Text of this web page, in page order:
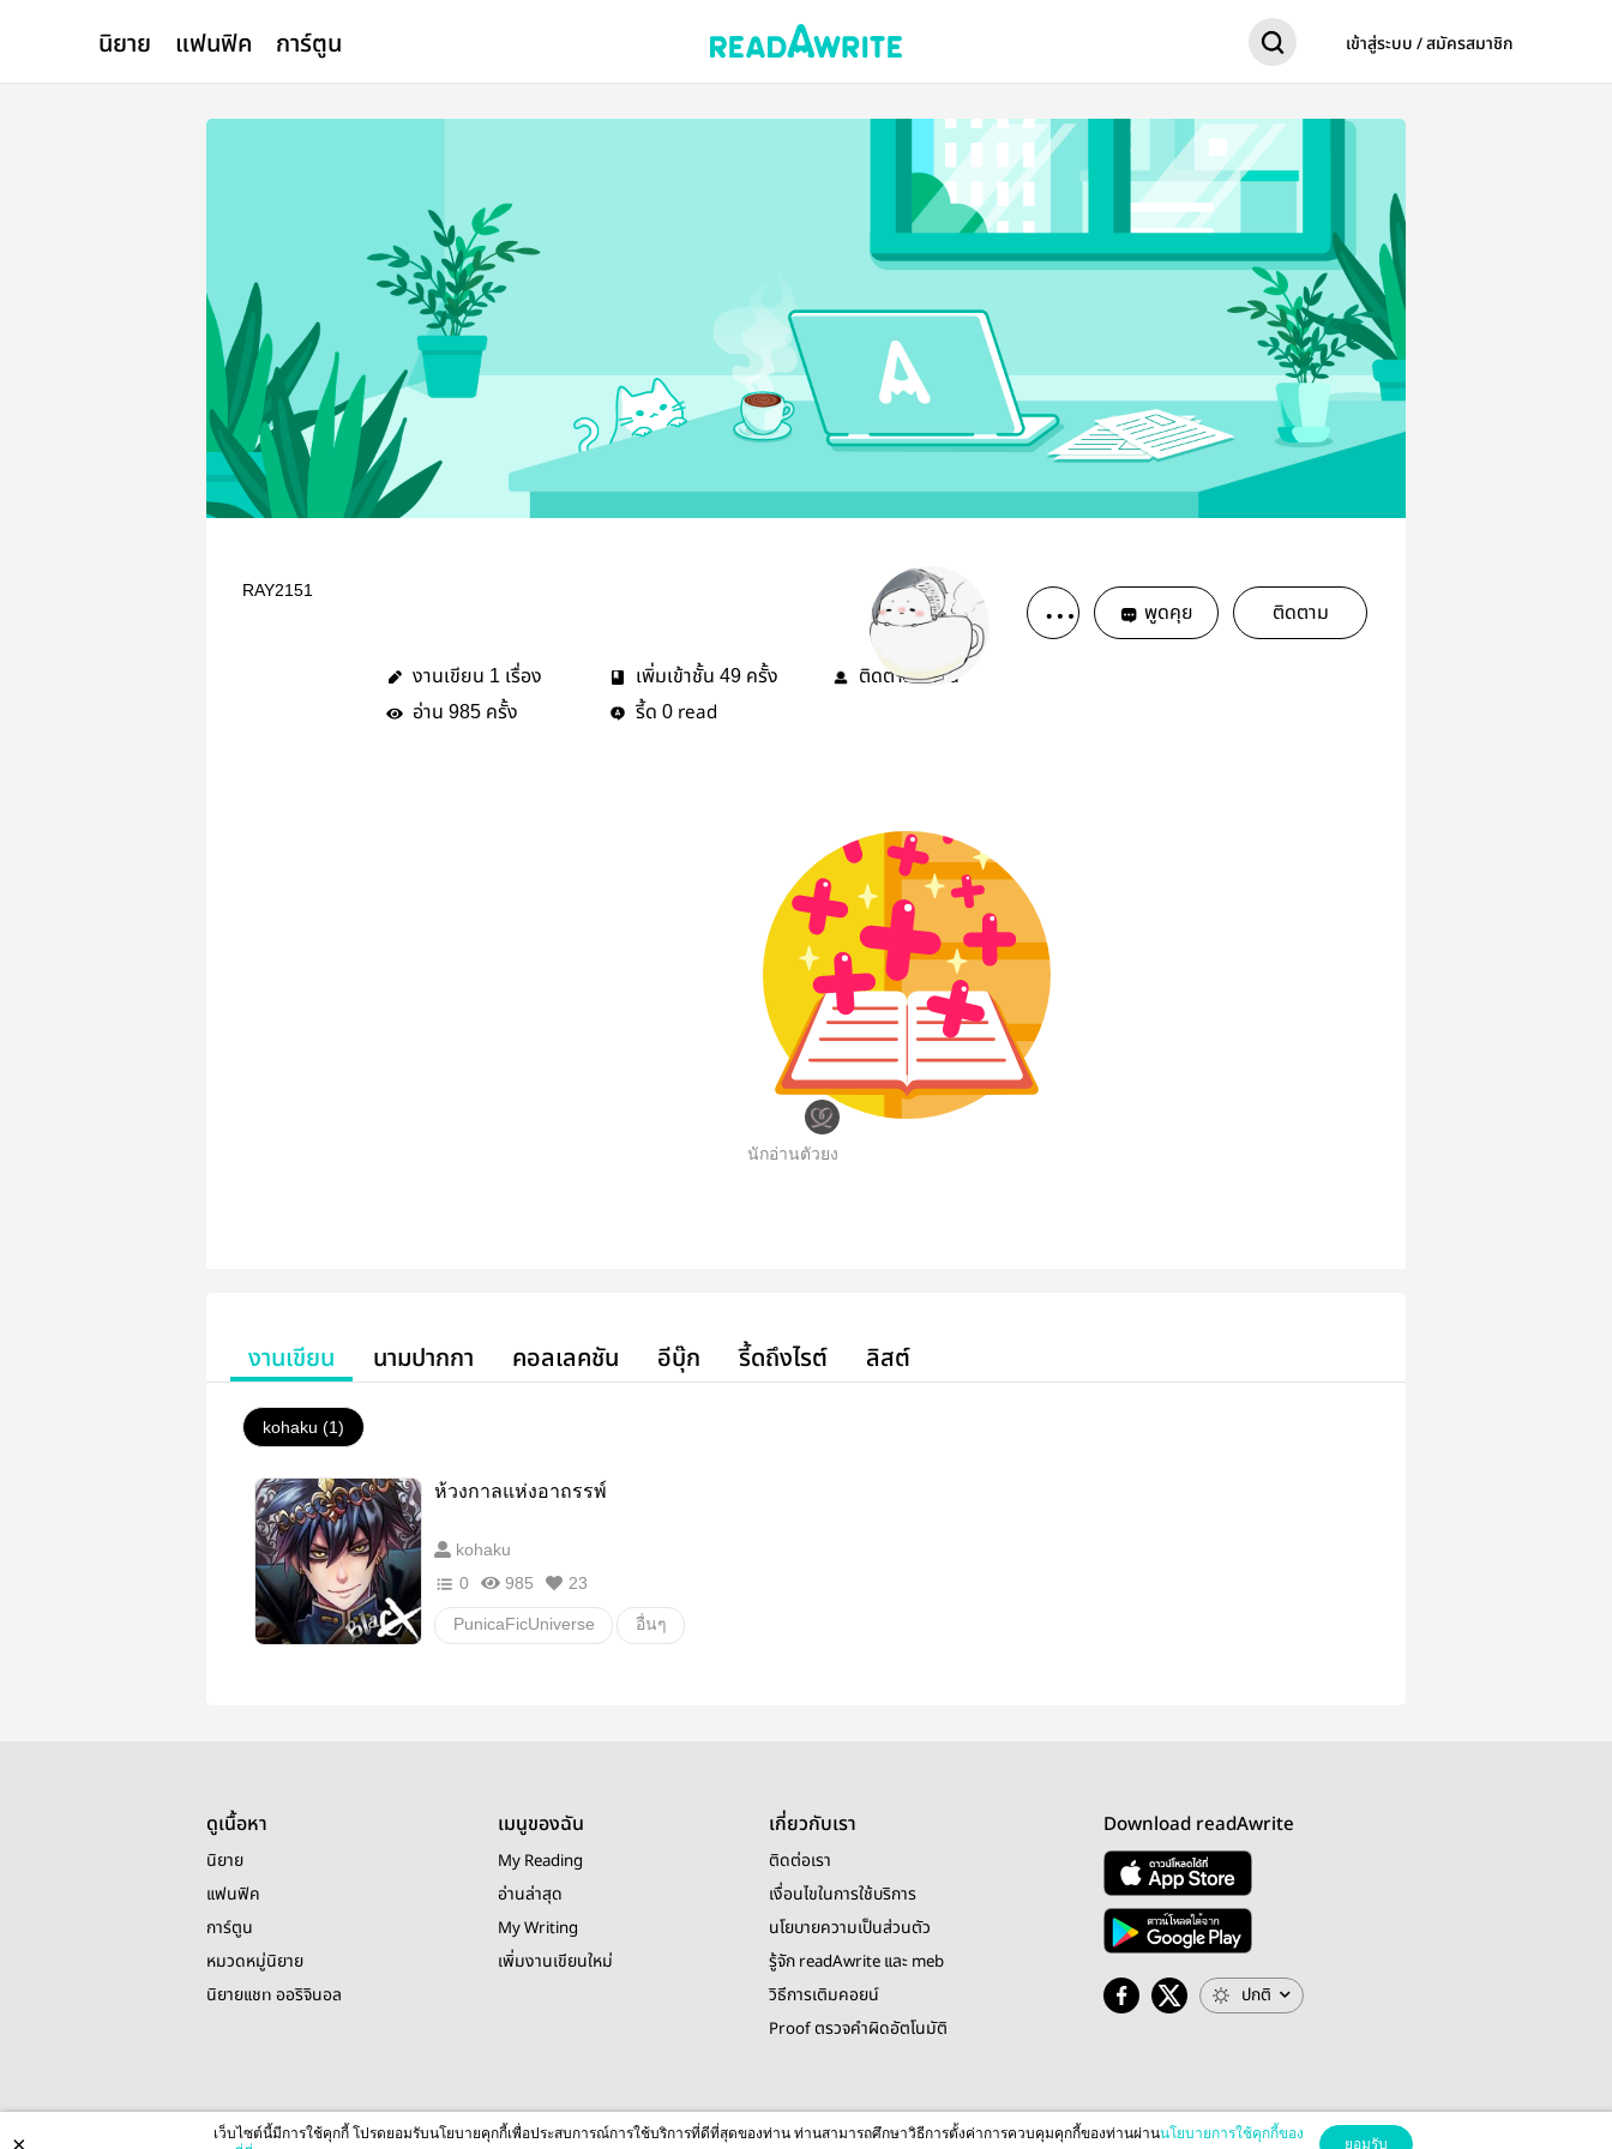
นิยาย แฟนฟิค การ์ตูน เข้าสู่ระบบ / สมัครสมาชิก
RAY2151
พูดคุย ติดตาม
งานเขียน 1 เรื่อง เพิ่มเข้าชั้น 49 ครั้ง ติดตาม1คน
อ่าน 985 ครั้ง รี้ด 0 read
นักอ่านตัวยง
งานเขียน นามปากกา คอลเลคชัน อีบุ๊ก รี้ดถึงไรต์ ลิสต์
kohaku (1)
ห้วงกาลแห่งอาถรรพ์
kohaku
0
985 23
PunicaFicUniverse อื่นๆ
ดูเนื้อหา
นิยาย
แฟนฟิค
การ์ตูน
หมวดหมู่นิยาย
นิยายแชท ออริจินอล
เมนูของฉัน
My Reading
อ่านล่าสุด
My Writing
เพิ่มงานเขียนใหม่
เกี่ยวกับเรา
ติดต่อเรา
เงื่อนไขในการใช้บริการ
นโยบายความเป็นส่วนตัว
รู้จัก readAwrite และ meb
วิธีการเติมคอยน์
Proof ตรวจคำผิดอัตโนมัติ
Download readAwrite
ปกติ
© 2026 readAwrite.com by MEB Corporation Public Company Limited
This site is protected by reCAPTCHA and the Google
เว็บไซต์นี้มีการใช้คุกกี้ โปรดยอมรับนโยบายคุกกี้เพื่อประสบการณ์การใช้บริการที่ดีที่สุดของท่าน ท่านสามารถศึกษาวิธีการตั้งค่าการควบคุมคุกกี้ของท่านผ่านนโยบายการใช้คุกกี้ของ
ยอมรับ